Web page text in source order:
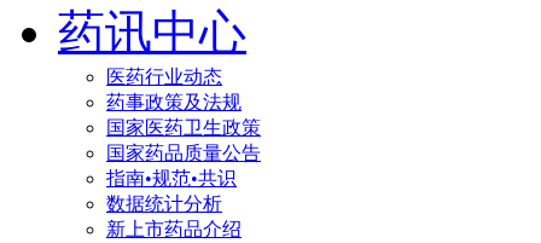
药讯中心
医药行业动态
药事政策及法规
国家医药卫生政策
国家药品质量公告
指南•规范•共识
数据统计分析
新上市药品介绍